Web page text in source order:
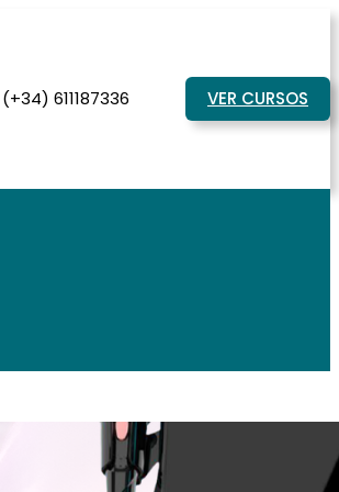
(+34) 611187336 VER CURSOS